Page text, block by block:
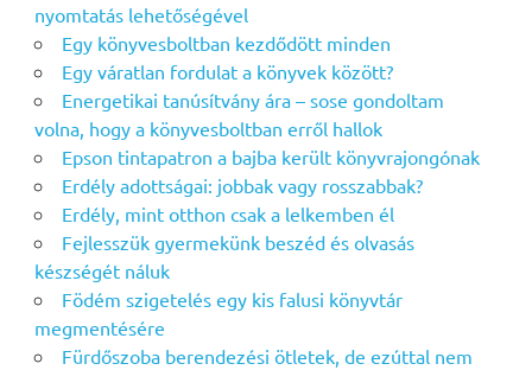
nyomtatás lehetőségével
Egy könyvesboltban kezdődött minden
Egy váratlan fordulat a könyvek között?
Energetikai tanúsítvány ára – sose gondoltam
volna, hogy a könyvesboltban erről hallok
Epson tintapatron a bajba került könyvrajongónak
Erdély adottságai: jobbak vagy rosszabbak?
Erdély, mint otthon csak a lelkemben él
Fejlesszük gyermekünk beszéd és olvasás
készségét náluk
Födém szigetelés egy kis falusi könyvtár
megmentésére
Fürdőszoba berendezési ötletek, de ezúttal nem